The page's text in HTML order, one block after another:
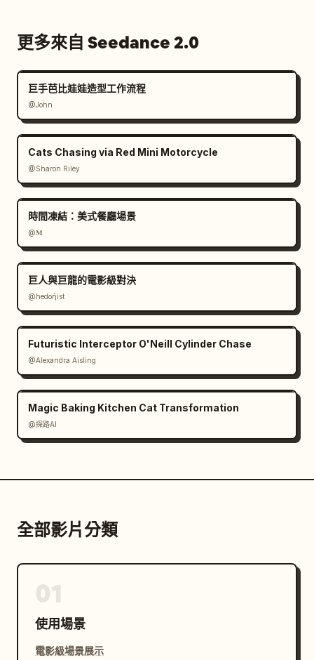
更多來自 Seedance 2.0
巨手芭比娃娃造型工作流程
@John
Cats Chasing via Red Mini Motorcycle
@Sharon Riley
時間凍結：美式餐廳場景
@𝐌
巨人與巨龍的電影級對決
@hedoήist
Futuristic Interceptor O'Neill Cylinder Chase
@Alexandra Aisling
Magic Baking Kitchen Cat Transformation
@探路AI
全部影片分類
使用場景
電影級場景展示